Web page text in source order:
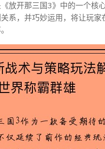
放开那三国3》中的一个核
系，并巧妙运用，将让玩